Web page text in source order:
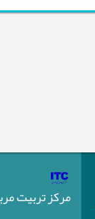
مرکز تربیت